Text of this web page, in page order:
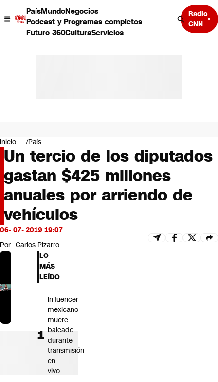
PaísMundoNegocios
Podcast y Programas completos
Futuro 360CulturaServicios
Radio
CNN
Negocios
Deportes
Programas completos
Cultura
Servicios
Bits
CNN Data
CNN tiempo
Futuro 360
Inicio País
Un tercio de los diputados
gastan $425 millones
anuales por arriendo de
vehículos
06- 07- 2019 19:07
Por Carlos Pizarro
LO
MÁS
LEÍDO
Influencer
mexicano
muere
baleado
durante
transmisión
en
vivo